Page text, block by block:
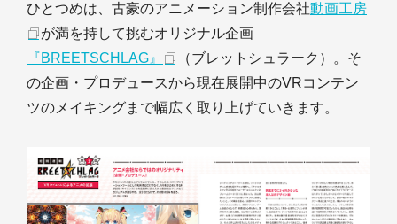
ひとつめは、古豪のアニメーション制作会社動画工房
が満を持して挑むオリジナル企画
『BREETSCHLAG』
（ブレットシュラーク）。そ
の企画・プロデュースから現在展開中のVRコンテン
ツのメイキングまで幅広く取り上げていきます。